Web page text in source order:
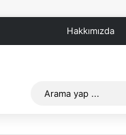
Hakkımızda